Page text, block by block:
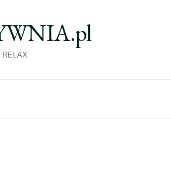
RELAX